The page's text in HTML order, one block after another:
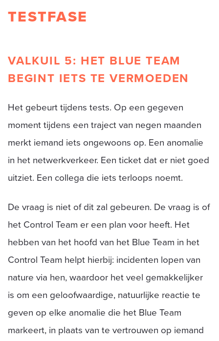
TESTFASE
VALKUIL 5: HET BLUE TEAM
BEGINT IETS TE VERMOEDEN
Het gebeurt tijdens tests. Op een gegeven
moment tijdens een traject van negen maanden
merkt iemand iets ongewoons op. Een anomalie
in het netwerkverkeer. Een ticket dat er niet goed
uitziet. Een collega die iets terloops noemt.
De vraag is niet of dit zal gebeuren. De vraag is of
het Control Team er een plan voor heeft. Het
hebben van het hoofd van het Blue Team in het
Control Team helpt hierbij: incidenten lopen van
nature via hen, waardoor het veel gemakkelijker
is om een geloofwaardige, natuurlijke reactie te
geven op elke anomalie die het Blue Team
markeert, in plaats van te vertrouwen op iemand